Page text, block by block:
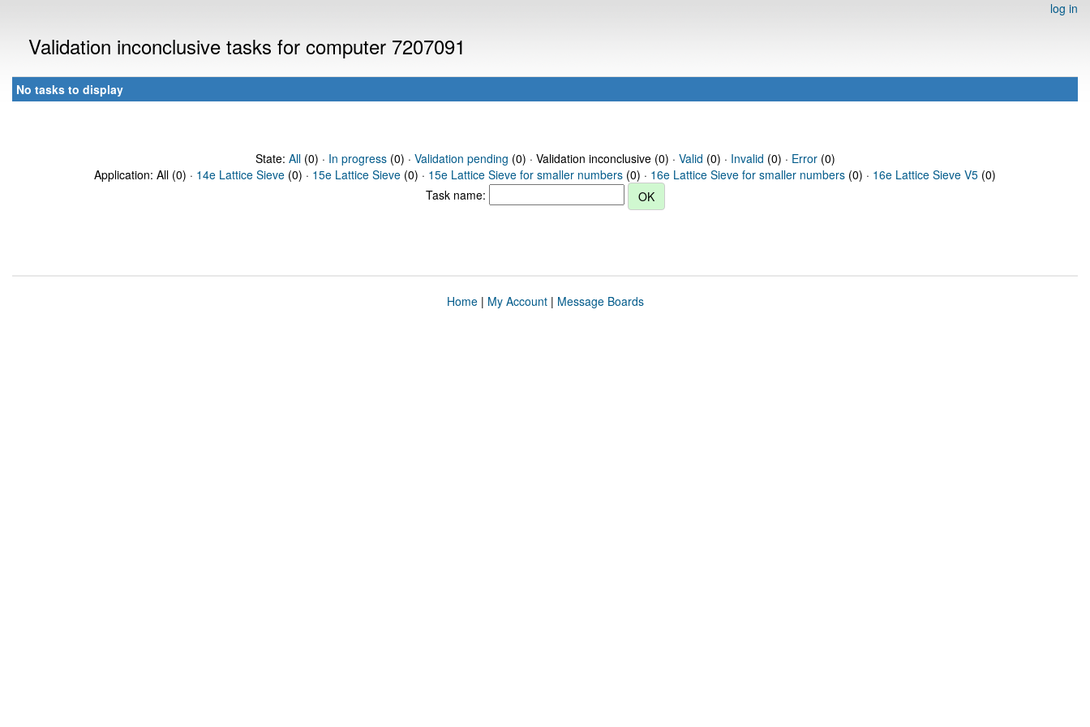
log in
Validation inconclusive tasks for computer 7207091
No tasks to display
State: All(0) · In progress(0) · Validation pending (0) · Validation inconclusive (0) · Valid (0) · Invalid (0) · Error(0)
Application: All (0) · 14e Lattice Sieve (0) · 15e Lattice Sieve (0) · 15e Lattice Sieve for smaller numbers (0) · 16e Lattice Sieve for smaller numbers (0) · 16e Lattice Sieve V5 (0)
Task name:
Home| My Account| Message Boards